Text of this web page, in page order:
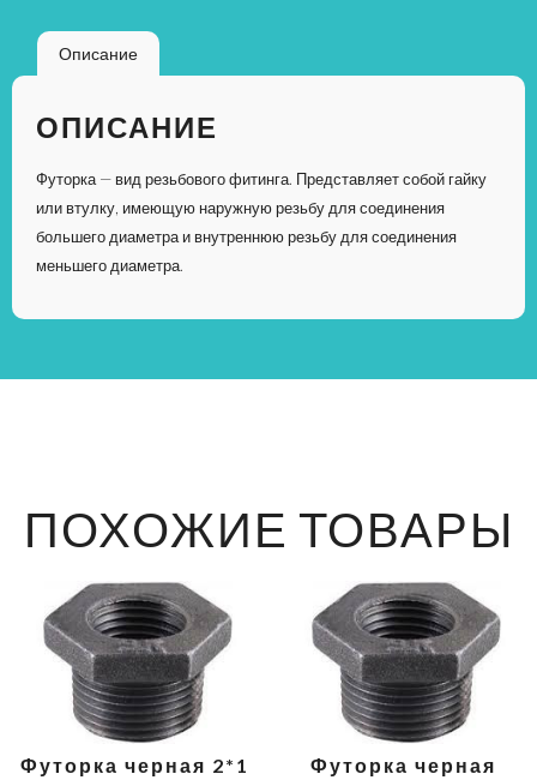
Описание
ОПИСАНИЕ
Футорка — вид резьбового фитинга. Представляет собой гайку
или втулку, имеющую наружную резьбу для соединения
большего диаметра и внутреннюю резьбу для соединения
меньшего диаметра.
ПОХОЖИЕ ТОВАРЫ
Футорка черная 2*1
Футорка черная